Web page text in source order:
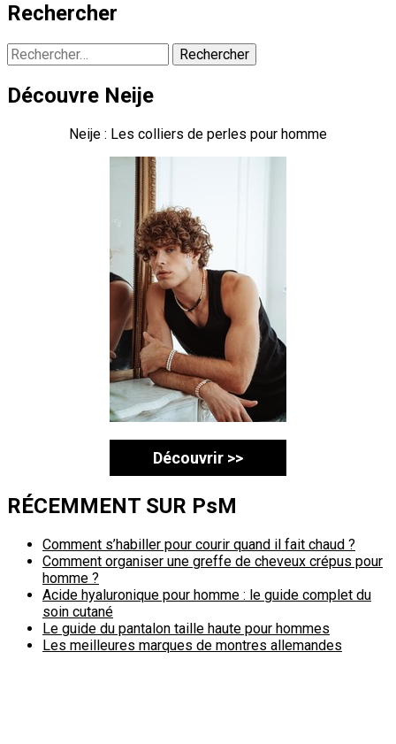
Rechercher
Rechercher :
Découvre Neije
Neije : Les colliers de perles pour homme
Découvrir >>
RÉCEMMENT SUR PsM
Comment s’habiller pour courir quand il fait chaud ?
Comment organiser une greffe de cheveux crépus pour
homme ?
Acide hyaluronique pour homme : le guide complet du
soin cutané
Le guide du pantalon taille haute pour hommes
Les meilleures marques de montres allemandes